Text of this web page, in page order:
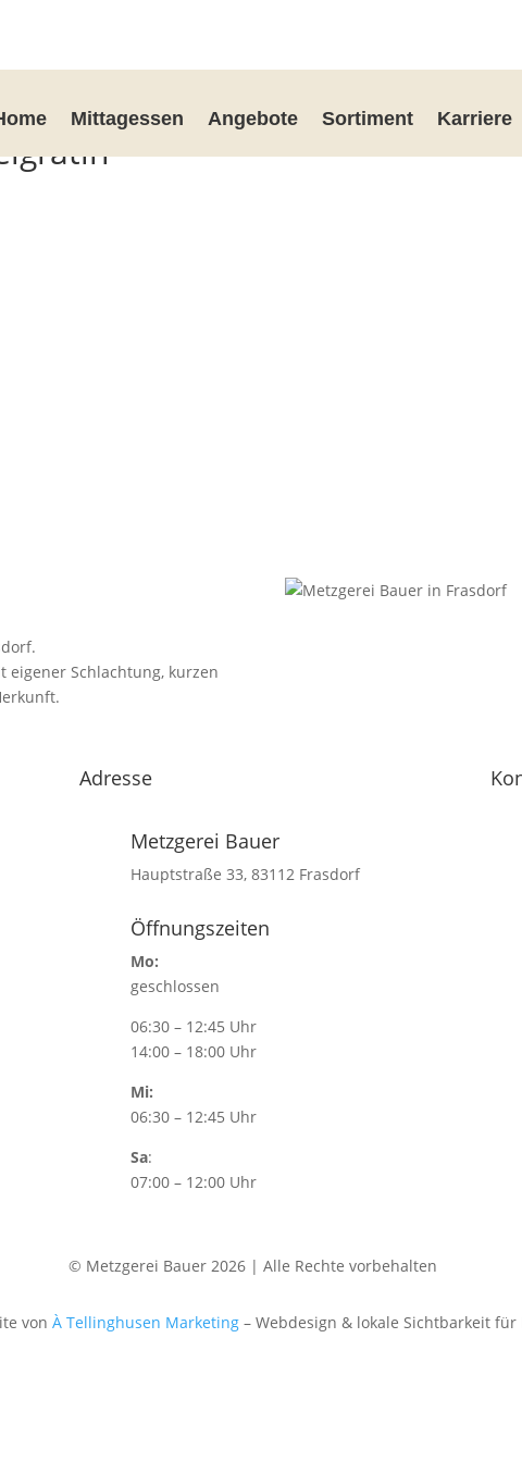
Mittagessen Angebote Sortiment Karriere
eigener Schlachtung, kurzen
Adresse
Metzgerei Bauer
Hauptstraße 33, 83112 Frasdorf
Öffnungszeiten
Mo:
geschlossen
06:30 – 12:45 Uhr
14:00 – 18:00 Uhr
Mi:
06:30 – 12:45 Uhr
Sa:
07:00 – 12:00 Uhr
© Metzgerei Bauer 2026 | Alle Rechte vorbehalten
von À Tellinghusen Marketing – Webdesign & lokale Sichtbarkeit für